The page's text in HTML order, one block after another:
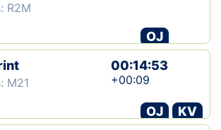
R2M
OJ
M21
00:14:53
+00:09
OJ
KV